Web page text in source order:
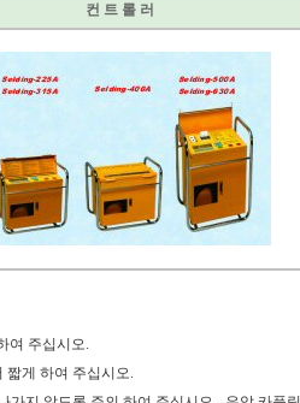
컨 트 롤 러
여 주십시오.
짧게 하여 주십시오.